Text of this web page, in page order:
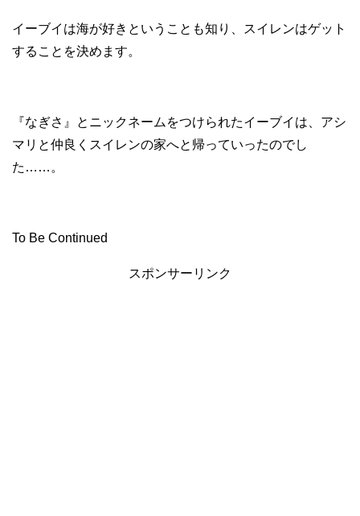
イーブイは海が好きということも知り、スイレンはゲット
することを決めます。
『なぎさ』とニックネームをつけられたイーブイは、アシ
マリと仲良くスイレンの家へと帰っていったのでし
た……。
To Be Continued
スポンサーリンク